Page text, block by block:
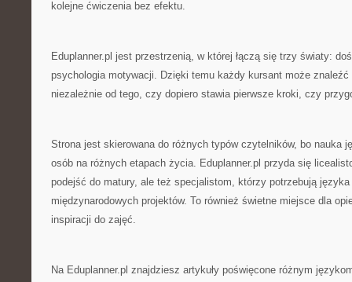
kolejne ćwiczenia bez efektu.
Eduplanner.pl jest przestrzenią, w której łączą się trzy światy:
psychologia motywacji. Dzięki temu każdy kursant może
niezależnie od tego, czy dopiero stawia pierwsze kroki, czy
Strona jest skierowana do różnych typów czytelników, bo nauka
osób na różnych etapach życia. Eduplanner.pl przyda się
podejść do matury, ale też specjalistom, którzy potrzebują
międzynarodowych projektów. To również świetne miejsce dla
inspiracji do zajęć.
Na Eduplanner.pl znajdziesz artykuły poświęcone różnym